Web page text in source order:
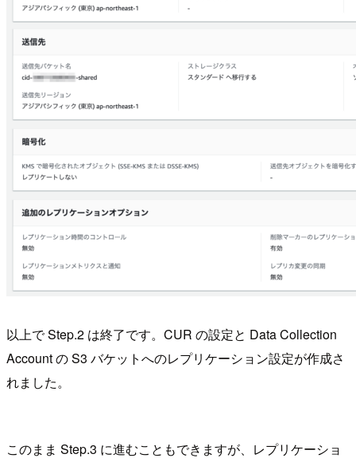
以上で Step.2 は終了です。CUR の設定と Data Collection
Account の S3 バケットへのレプリケーション設定が作成さ
れました。
このまま Step.3 に進むこともできますが、レプリケーショ